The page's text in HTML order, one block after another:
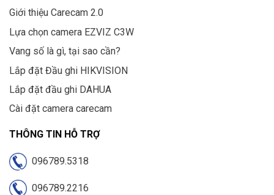
Giới thiệu Carecam 2.0
Lựa chọn camera EZVIZ C3W
Vang số là gì, tại sao cần?
Lắp đặt Đầu ghi HIKVISION
Lắp đặt đầu ghi DAHUA
Cài đặt camera carecam
THÔNG TIN HỖ TRỢ
096789.5318
096789.2216